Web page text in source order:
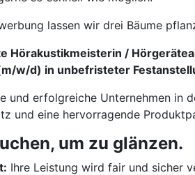
lassen wir drei Bäume
Hörakustikmeisterin /
w/d) in unbefristeter
und erfolgreiche Unternehmen in
und eine hervorragende
um zu glänzen.
Ihre Leistung wird fair und sicher